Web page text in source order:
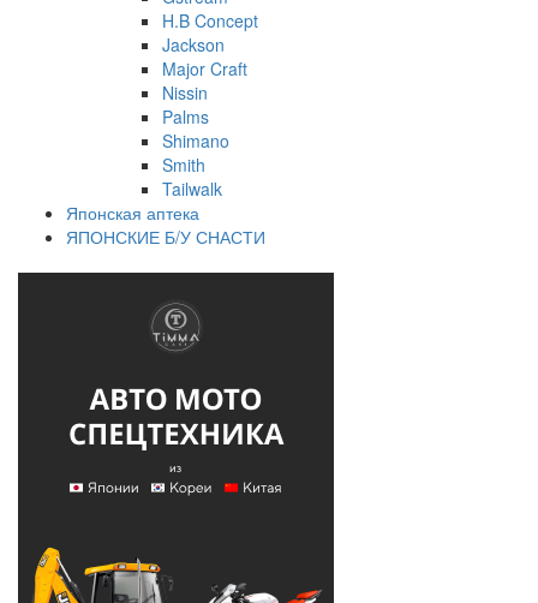
H.B Concept
Jackson
Major Craft
Nissin
Palms
Shimano
Smith
Tailwalk
Японская аптека
ЯПОНСКИЕ Б/У СНАСТИ